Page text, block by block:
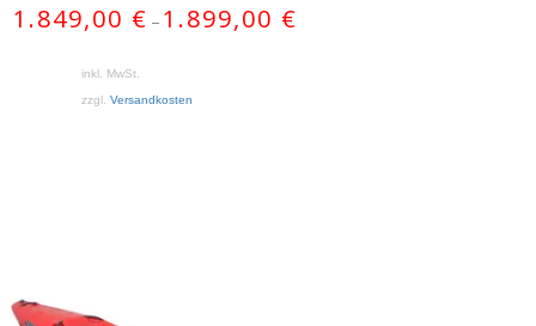
1.849,00 € – 1.899,00 €
inkl. MwSt.
zzgl. Versandkosten